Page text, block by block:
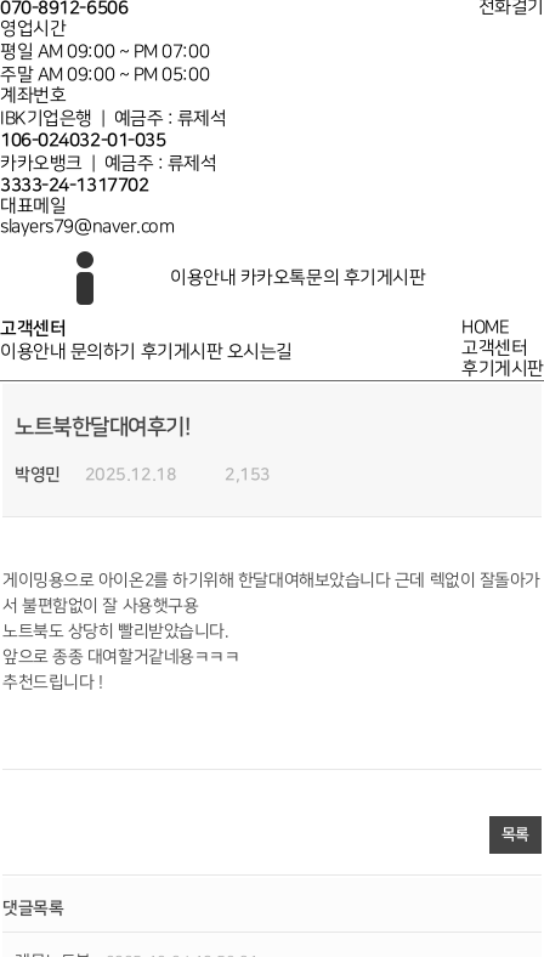
070-8912-6506
전화걸기
영업시간
평일 AM 09:00 ~ PM 07:00
주말 AM 09:00 ~ PM 05:00
계좌번호
IBK기업은행 | 예금주 : 류제석
106-024032-01-035
카카오뱅크 | 예금주 : 류제석
3333-24-1317702
대표메일
slayers79@naver.com
이용안내 카카오톡문의 후기게시판
고객센터
이용안내 문의하기 후기게시판 오시는길
HOME
고객센터
후기게시판
노트북한달대여후기!
박영민 2025.12.18 2,153
게이밍용으로 아이온2를 하기위해 한달대여해보았습니다 근데 렉없이 잘돌아가
서 불편함없이 잘 사용햇구용
노트북도 상당히 빨리받았습니다.
앞으로 종종 대여할거같네용ㅋㅋㅋ
추천드립니다 !
목록
댓글목록